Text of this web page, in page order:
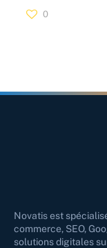
0
Novatis est
commerce, SEO,
solutions digitales